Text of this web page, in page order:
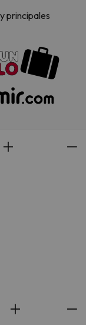
principales